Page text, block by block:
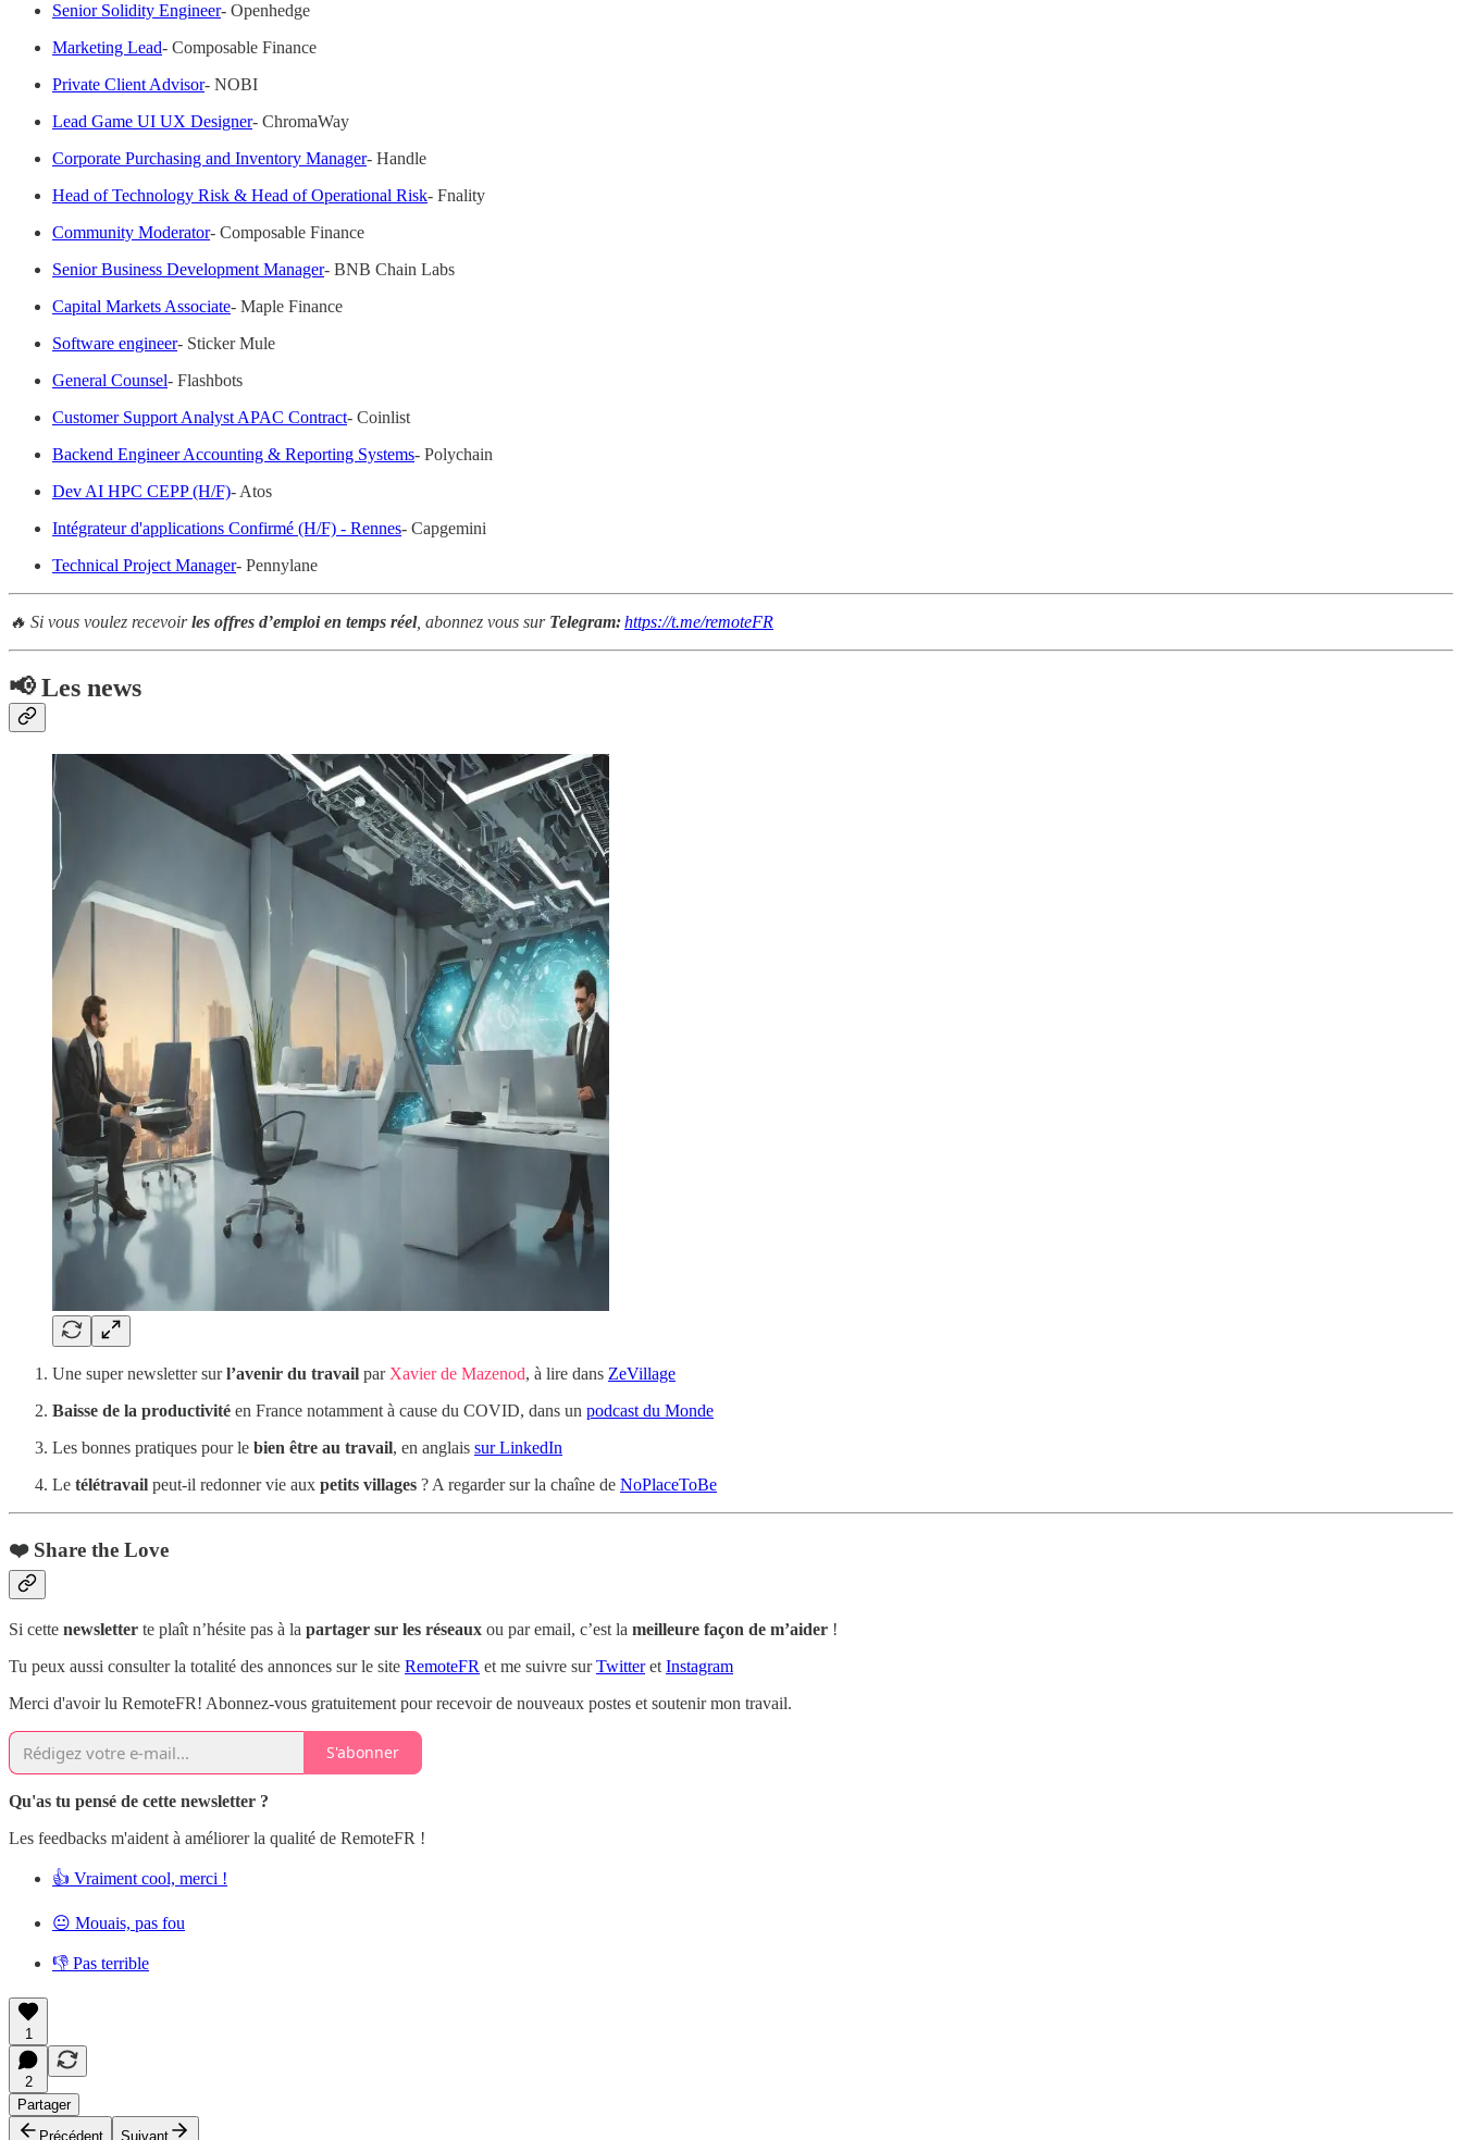
Senior Solidity Engineer- Openhedge
Marketing Lead- Composable Finance
Private Client Advisor- NOBI
Lead Game UI UX Designer- ChromaWay
Corporate Purchasing and Inventory Manager- Handle
Head of Technology Risk & Head of Operational Risk- Fnality
Community Moderator- Composable Finance
Senior Business Development Manager- BNB Chain Labs
Capital Markets Associate- Maple Finance
Software engineer- Sticker Mule
General Counsel- Flashbots
Customer Support Analyst APAC Contract- Coinlist
Backend Engineer Accounting & Reporting Systems- Polychain
Dev AI HPC CEPP (H/F)- Atos
Intégrateur d'applications Confirmé (H/F) - Rennes- Capgemini
Technical Project Manager- Pennylane
🔥 Si vous voulez recevoirles offres d’emploi en temps réel, abonnez vous surTelegram:https://t.me/remoteFR
📢 Les news
Une super newsletter surl’avenir du travail par Xavier de Mazenod, à lire dans ZeVillage
Baisse de la productivité en France notamment à cause du COVID, dans un podcast du Monde
Les bonnes pratiques pour le bien être au travail, en anglais sur LinkedIn
Le télétravail peut-il redonner vie aux petits villages ? A regarder sur la chaîne de NoPlaceToBe
❤️ Share the Love
Si cette newsletter te plaît n’hésite pas à la partager sur les réseaux ou par email, c’est la meilleure façon de m’aider !
Tu peux aussi consulter la totalité des annonces sur le site RemoteFR et me suivre surTwitteret Instagram
Merci d'avoir lu RemoteFR! Abonnez-vous gratuitement pour recevoir de nouveaux postes et soutenir mon travail.
S'abonner
Qu'as tu pensé de cette newsletter ?
Les feedbacks m'aident à améliorer la qualité de RemoteFR !
👍 Vraiment cool, merci !
😐 Mouais, pas fou
👎 Pas terrible
1
2
Partager
Précédent
Suivant